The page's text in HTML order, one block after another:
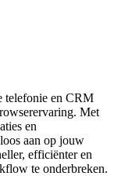
telefonie en CRM
Met
en
aan op jouw
efficiënter en
te onderbreken.